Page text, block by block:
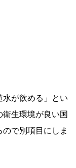
水が飲める」とい
生環境が良い国
で別項目にしま